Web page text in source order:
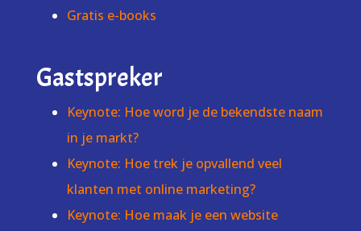
Gratis e-books
Gastspreker
Keynote: Hoe word je de bekendste naam
in je markt?
Keynote: Hoe trek je opvallend veel
klanten met online marketing?
Keynote: Hoe maak je een website